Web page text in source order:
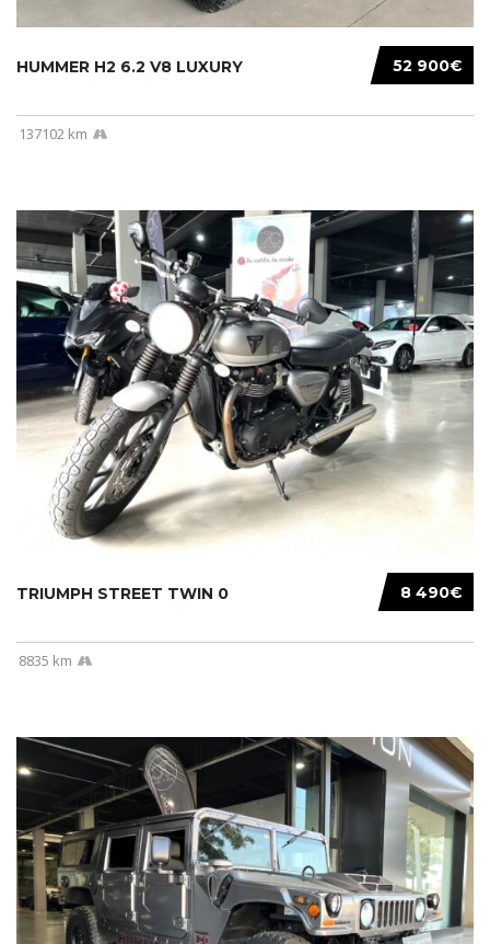
52 900€
HUMMER H2 6.2 V8 LUXURY
137102 km
8 490€
TRIUMPH STREET TWIN 0
8835 km